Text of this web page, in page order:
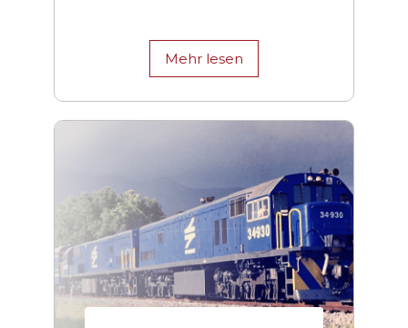
Mehr lesen